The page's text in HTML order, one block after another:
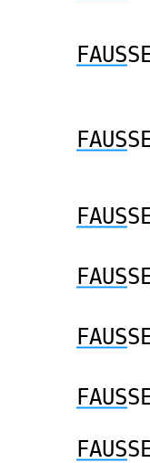
FAUS
FAUS
FAUS
FAUS
FAUS
FAUS
FAUS